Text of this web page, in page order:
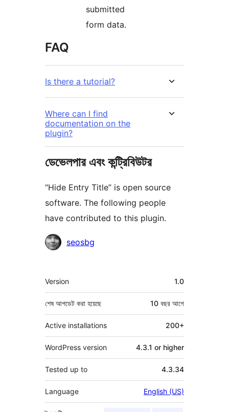
submitted
form data.
FAQ
Is there a tutorial?
Where can I find
documentation on the
plugin?
ডেভেলপার এবং কন্ট্রিবিউটর
“Hide Entry Title” is open source
software. The following people
have contributed to this plugin.
কন্ট্রিবিউটরseosbg
মেটা
Version 1.0
শেষ আপডেট করা হয়েছে 10 বছর আগে
Active installations 200+
WordPress version 4.3.1 or higher
Tested up to 4.3.34
Language English (US)